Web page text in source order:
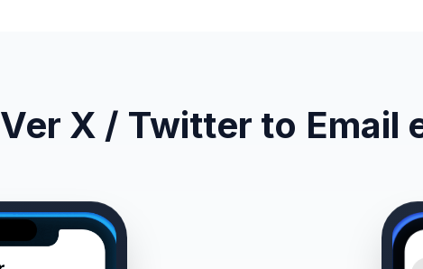
Ver X / Twitter to Email